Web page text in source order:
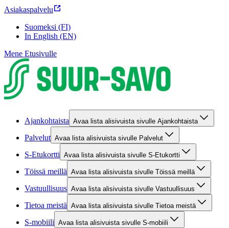
Asiakaspalvelu
Suomeksi (FI)
In English (EN)
Mene Etusivulle
Ajankohtaista Avaa lista alisivuista sivulle Ajankohtaista
Palvelut Avaa lista alisivuista sivulle Palvelut
S-Etukortti Avaa lista alisivuista sivulle S-Etukortti
Töissä meillä Avaa lista alisivuista sivulle Töissä meillä
Vastuullisuus Avaa lista alisivuista sivulle Vastuullisuus
Tietoa meistä Avaa lista alisivuista sivulle Tietoa meistä
S-mobiili Avaa lista alisivuista sivulle S-mobiili